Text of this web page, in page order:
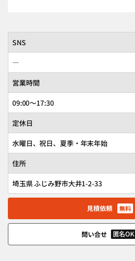
SNS
―
営業時間
09:00～17:30
定休日
水曜日、祝日、夏季・年末年始
住所
埼玉県 ふじみ野市大井1-2-33
見積依頼 無料
問い合せ 匿名OK